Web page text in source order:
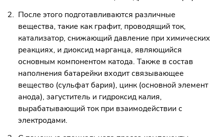
После этого подготавливаются различные
вещества, такие как графит, проводящий ток,
катализатор, снижающий давление при химических
реакциях, и диоксид марганца, являющийся
основным компонентом катода. Также в состав
наполнения батарейки входит связывающее
вещество (сульфат бария), цинк (основной элемент
анода), загуститель и гидроксид калия,
вырабатывающий ток при взаимодействии с
электродами.